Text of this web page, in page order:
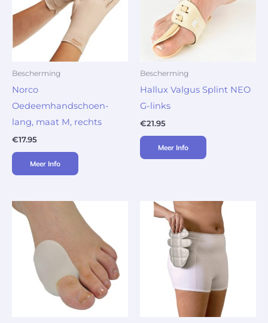
Bescherming
Norco
Oedeemhandschoen-
lang, maat M, rechts
€17.95
Meer Info
Bescherming
Hallux Valgus Splint NEO
G-links
€21.95
Meer Info